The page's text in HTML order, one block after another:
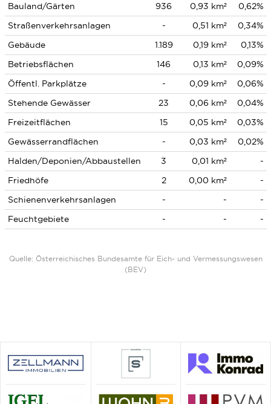
Bauland/Gärten 936 0,93 km²
0,62%
Straßenverkehrsanlagen
- 0,51 km²
0,34%
Gebäude
1.189 0,19 km²
0,13%
Betriebsflächen
146 0,13 km²
0,09%
Öffentl. Parkplätze
- 0,09 km²
0,06%
Stehende Gewässer
23 0,06 km²
0,04%
Freizeitflächen
15 0,05 km²
0,03%
Gewässerrandflächen
- 0,03 km²
0,02%
Halden/Deponien/Abbaustellen
3 0,01 km²
-
Friedhöfe
2 0,00 km²
-
Schienenverkehrsanlagen
- -
-
Feuchtgebiete
- - -
Quelle: Österreichisches Bundesamte für Eich- und Vermessungswesen
(BEV)